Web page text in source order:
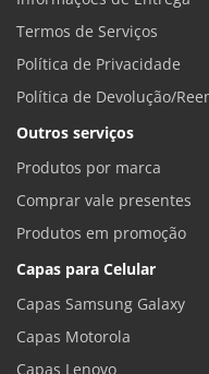
Termos de Serviços
Política de Privacidade
Política de Devolução/
Outros serviços
Produtos por marca
Comprar vale presentes
Produtos em promoção
Capas para Celular
Capas Samsung Galaxy
Capas Motorola
Capas Lenovo